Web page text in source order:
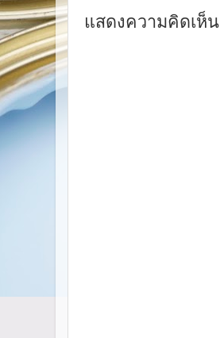
แสดงความคิดเห็น